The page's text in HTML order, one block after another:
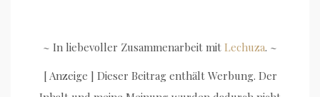
~ In liebevoller Zusammenarbeit mit Lechuza. ~
[ Anzeige ] Dieser Beitrag enthält Werbung. Der